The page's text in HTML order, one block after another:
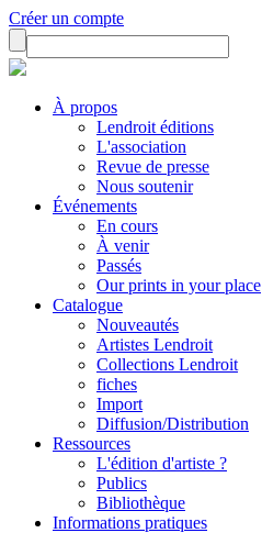
Créer un compte
À propos
Lendroit éditions
L'association
Revue de presse
Nous soutenir
Événements
En cours
À venir
Passés
Our prints in your place
Catalogue
Nouveautés
Artistes Lendroit
Collections Lendroit
fiches
Import
Diffusion/Distribution
Ressources
L'édition d'artiste ?
Publics
Bibliothèque
Informations pratiques